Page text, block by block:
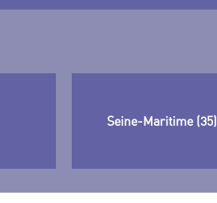
Seine-Maritime (35)